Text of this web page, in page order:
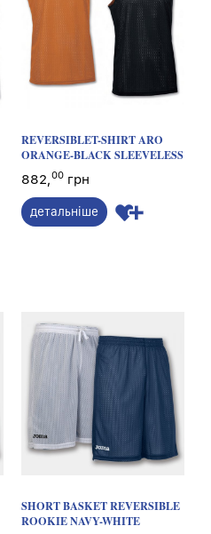
REVERSIBLET-SHIRT ARO
ORANGE-BLACK SLEEVELESS
882,00 грн
детальніше
SHORT BASKET REVERSIBLE
ROOKIE NAVY-WHITE